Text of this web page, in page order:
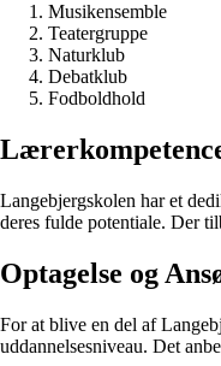
Musikensemble
Teatergruppe
Naturklub
Debatklub
Fodboldhold
Langebjergskolen har et
deres fulde potentiale. Der
Optagelse og
For at blive en del af
uddannelsesniveau. Det